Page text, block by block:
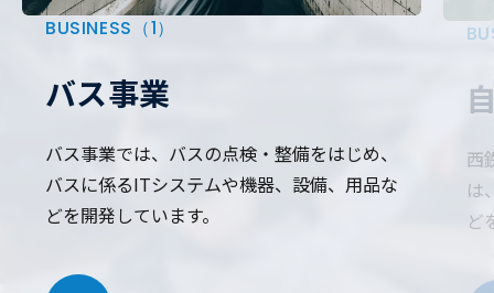
BUSINESS（1）
バス事業
バス事業では、バスの点検・整備をはじめ、
バスに係るITシステムや機器、設備、用品な
どを開発しています。
西
は
ど